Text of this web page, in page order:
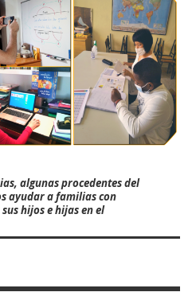
algunas procedentes del
ayudar a familias con
hijos e hijas en el